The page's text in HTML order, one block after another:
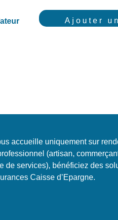
Ajouter
accueille uniquement sur
(artisan,
de services), bénéficiez des
Caisse d’Epargne.